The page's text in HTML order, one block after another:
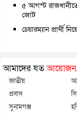
৫ আগস্ট
জোট
চেয়ারম্যান প্রার্থী
আমাদের যত
জাতীয়
প্রবাস
সুনামগঞ্জ